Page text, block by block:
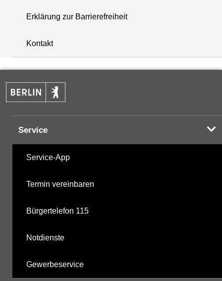
+
−
Erklärung zur Barrierefreiheit
Kontakt
Service
Service-App
Termin vereinbaren
Bürgertelefon 115
Notdienste
Gewerbeservice